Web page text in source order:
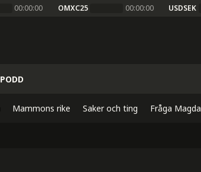
00:00:00 OMXC25 00:00:00 USDSEK
PODD
Mammons rike Saker och ting Fråga Magda